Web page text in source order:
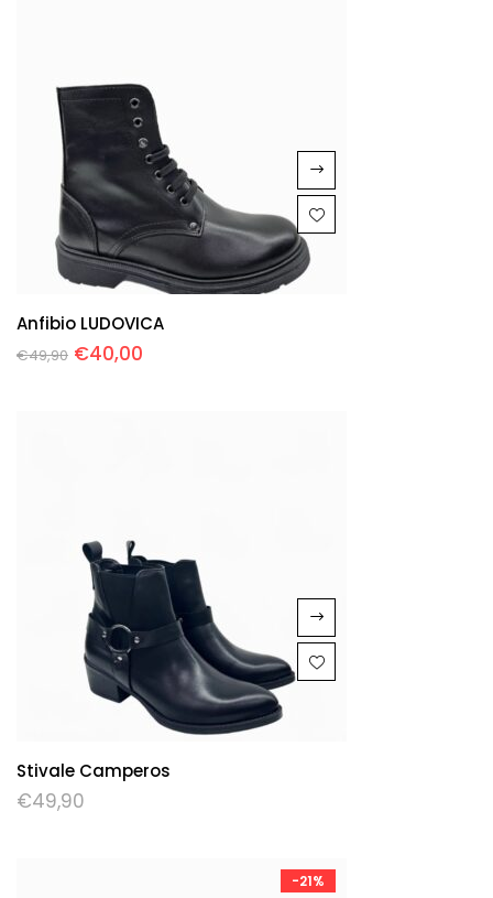
Anfibio LUDOVICA
€49,90 €40,00
Stivale Camperos
€49,90
-21%